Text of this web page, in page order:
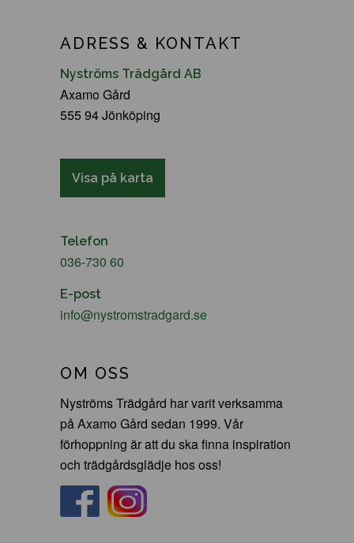
ADRESS & KONTAKT
Nyströms Trädgård AB
Axamo Gård
555 94 Jönköping
Visa på karta
Telefon
036-730 60
E-post
info@nystromstradgard.se
OM OSS
Nyströms Trädgård har varit verksamma
på Axamo Gård sedan 1999. Vår
förhoppning är att du ska finna inspiration
och trädgårdsglädje hos oss!